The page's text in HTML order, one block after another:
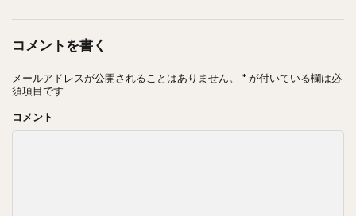
コメントを書く
メールアドレスが公開されることはありません。 *が付いている欄は必
須項目です
コメント